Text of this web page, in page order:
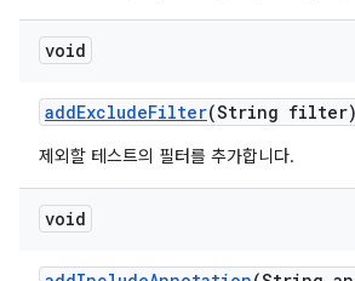
void
addExcludeFilter(String filter)
제외할 테스트의 필터를 추가합니다.
void